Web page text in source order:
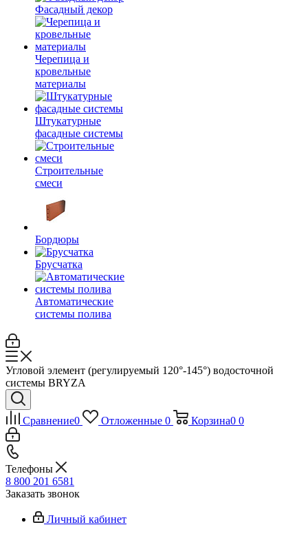
Фасадный декор
Черепица и
кровельные
материалы
Штукатурные
фасадные системы
Строительные
смеси
Бордюры
Брусчатка
Автоматические
системы полива
Угловой элемент (регулируемый 120°-145°) водосточной
системы BRYZA
Сравнение0 Отложенные 0 Корзина0 0
Телефоны
8 800 201 6581
Заказать звонок
Личный кабинет